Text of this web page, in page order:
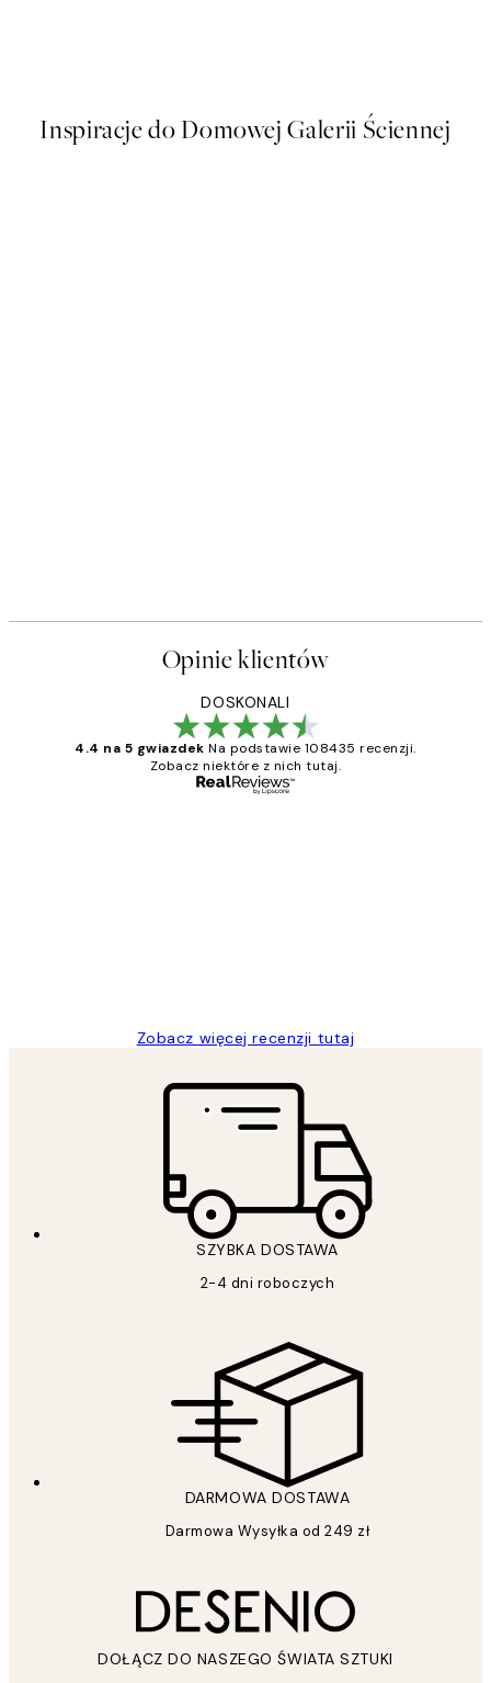
Inspiracje do Domowej Galerii Ściennej
Opinie klientów
DOSKONALI
4.4 na 5 gwiazdek Na podstawie 108435 recenzji.
Zobacz niektóre z nich tutaj.
Zobacz więcej recenzji tutaj
SZYBKA DOSTAWA
2-4 dni roboczych
DARMOWA DOSTAWA
Darmowa Wysyłka od 249 zł
DOŁĄCZ DO NASZEGO ŚWIATA SZTUKI